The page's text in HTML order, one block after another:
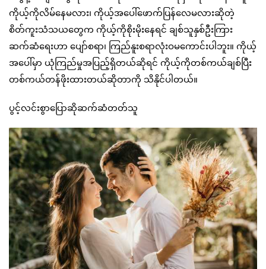
ကိုယ့်ကိုလိမ်နေမလား၊ ကိုယ့်အပေါ်ဖောက်ပြန်လေမလားဆိုတဲ့
စိတ်ကူးသံသယတွေက ကိုယ့်ကိုစိုးမိုးနေရင် ချစ်သူနှစ်ဦးကြား
ဆက်ဆံရေးဟာ ပျော်စရာ၊ ကြည်နူးစရာလုံးဝမကောင်းပါဘူး။ ကိုယ့်
အပေါ်မှာ ယုံကြည်မှုအပြည့်ရှိတယ်ဆိုရင် ကိုယ့်ကိုတစ်ကယ်ချစ်ပြီး
တစ်ကယ်တန်ဖိုးထားတယ်ဆိုတာကို သိနိုင်ပါတယ်။
ပွင့်လင်းစွာပြောဆိုဆက်ဆံတတ်သူ